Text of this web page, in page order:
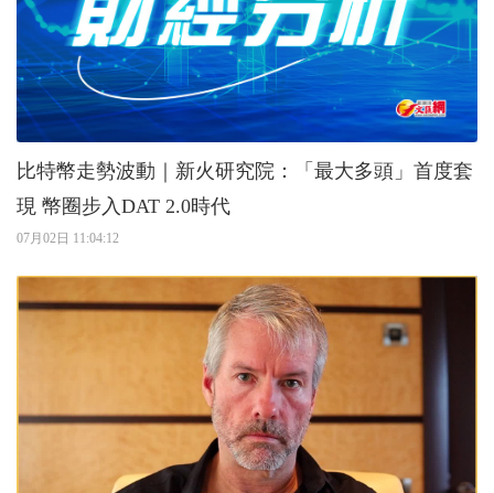
比特幣走勢波動｜新火研究院：「最大多頭」首度套
現 幣圈步入DAT 2.0時代
07月02日 11:04:12